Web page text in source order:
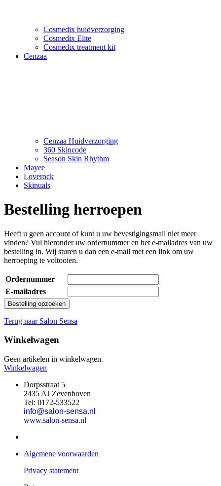
Cosmedix huidverzorging
Cosmedix Elite
Cosmedix treatment kit
Cenzaa
Cenzaa Huidverzorging
360 Skincode
Season Skin Rhythm
Mayee
Loverock
Skinuals
Bestelling herroepen
Heeft u geen account of kunt u uw bevestigingsmail niet meer
vinden? Vul hieronder uw ordernummer en het e-mailadres van uw
bestelling in. Wij sturen u dan een e-mail met een link om uw
herroeping te voltooien.
Ordernummer
E-mailadres
Bestelling opzoeken
Terug naar Salon Sensa
Winkelwagen
Geen artikelen in winkelwagen.
Winkelwagen
Dorpsstraat 5
2435 AJ Zevenhoven
Tel: 0172-533522
info@salon-sensa.nl
www.salon-sensa.nl
Algemene voorwaarden
Privacy statement